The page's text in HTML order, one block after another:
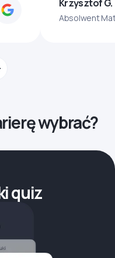
Krzysztof G.
Absolwent
wybrać?
quiz